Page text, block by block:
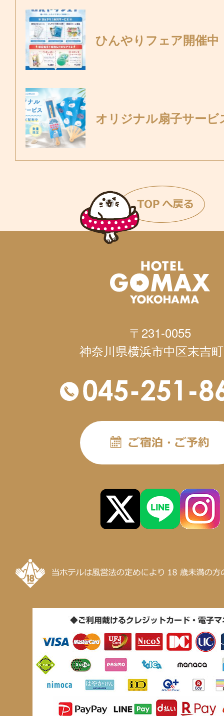
ひんやりフェア開催中
オリジナル扇子サービ
〒231-0055
神奈川県横浜市中区末吉